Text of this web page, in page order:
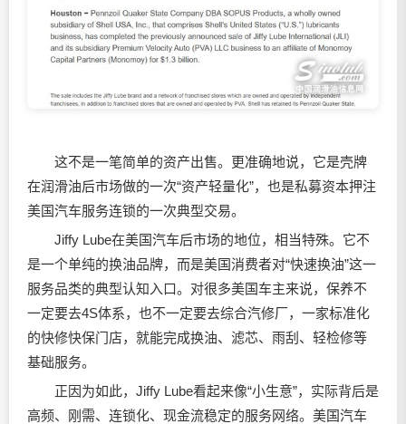
这不是一笔简单的资产出售。更准确地说，它是壳牌
在润滑油后市场做的一次“资产轻量化”，也是私募资本押注
美国汽车服务连锁的一次典型交易。
Jiffy Lube在美国汽车后市场的地位，相当特殊。它不
是一个单纯的换油品牌，而是美国消费者对“快速换油”这一
服务品类的典型认知入口。对很多美国车主来说，保养不
一定要去4S体系，也不一定要去综合汽修厂，一家标准化
的快修快保门店，就能完成换油、滤芯、雨刮、轻检修等
基础服务。
正因为如此，Jiffy Lube看起来像“小生意”，实际背后是
高频、刚需、连锁化、现金流稳定的服务网络。美国汽车